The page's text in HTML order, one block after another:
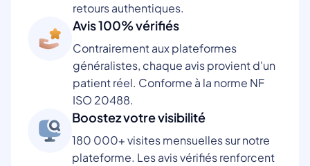
retours authentiques.
Avis 100% vérifiés
Contrairement aux plateformes
généralistes, chaque avis provient d'un
patient réel. Conforme à la norme NF
ISO 20488.
Boostez votre visibilité
180 000+ visites mensuelles sur notre
plateforme. Les avis vérifiés renforcent